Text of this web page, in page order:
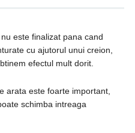
este finalizat pana cand
cu ajutorul unui creion,
efectul mult dorit.
arata este foarte important,
schimba intreaga